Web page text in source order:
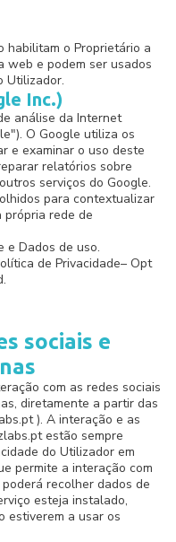
habilitam o Proprietário a
web e podem ser usados
Utilizador.
Inc.)
análise da Internet
O Google utiliza os
e examinar o uso deste
relatórios sobre
serviços do Google.
para contextualizar
própria rede de
e Dados de uso.
de Privacidade– Opt
sociais e
com as redes sociais
diretamente a partir das
). A interação e as
estão sempre
do Utilizador em
permite a interação com
recolher dados de
esteja instalado,
estiverem a usar os